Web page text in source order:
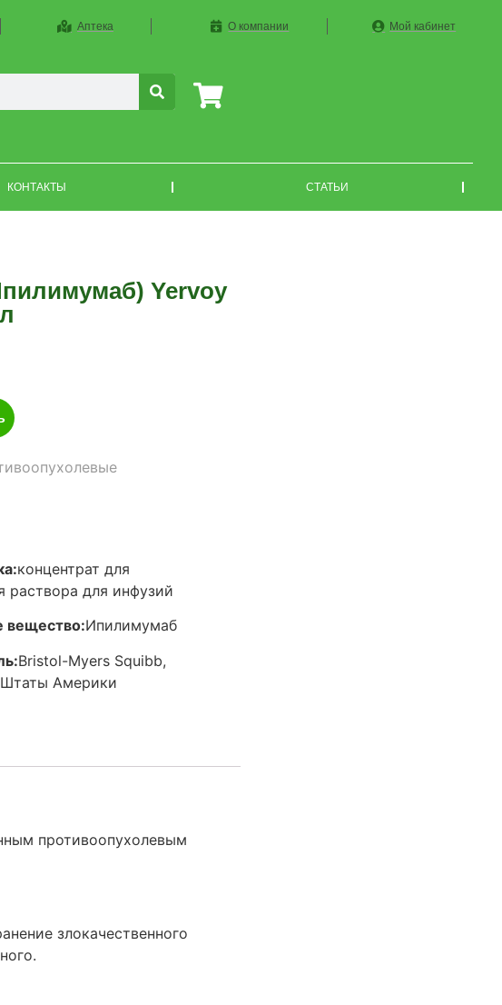
Аптека О компании Мой кабинет
КОНТАКТЫ СТАТЬИ
Yervoy
концентрат для
раствора для инфузий
вещество:Ипилимумаб
Bristol-Myers Squibb,
Америки
противоопухолевым
злокачественного